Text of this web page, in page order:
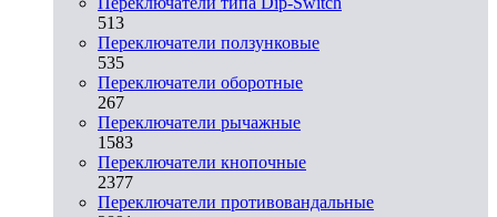
513
Переключатели ползунковые
535
Переключатели оборотные
267
Переключатели рычажные
1583
Переключатели кнопочные
2377
Переключатели противовандальные